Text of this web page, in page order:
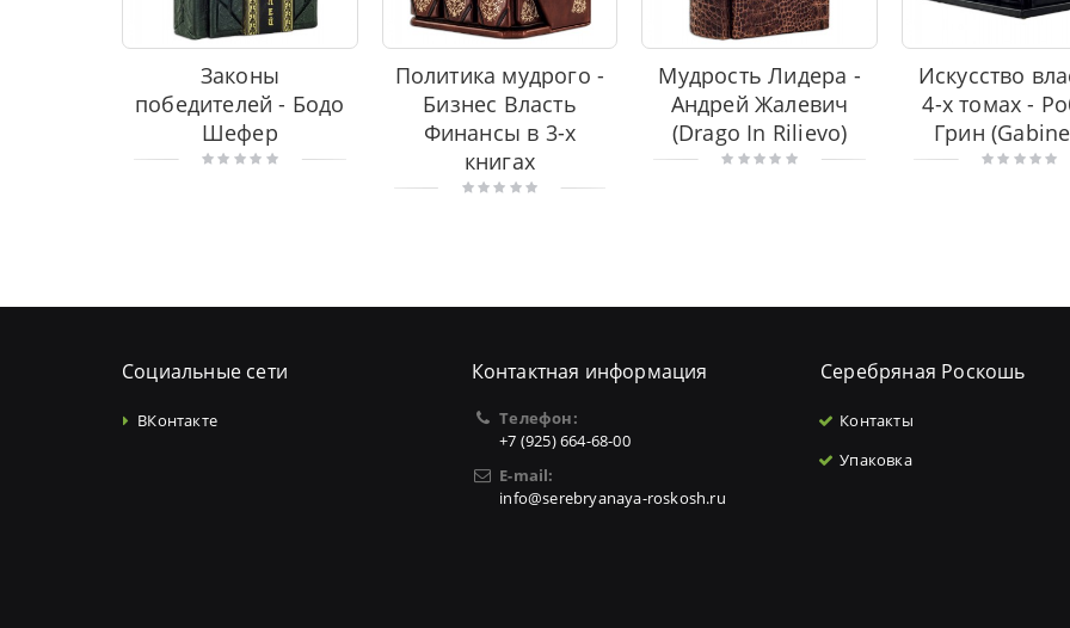
Законы
победителей - Бодо
Шефер
Политика мудрого -
Бизнес Власть
Финансы в 3-х
книгах
Мудрость Лидера -
Андрей Жалевич
(Drago In Rilievo)
Искусство
4-х томах -
Грин
Социальные сети
ВКонтакте
Контактная информация
Телефон:
+7 (925) 664-68-00
E-mail:
info@serebryanaya-roskosh.ru
Серебряная Роскошь
Контакты
Упаковка